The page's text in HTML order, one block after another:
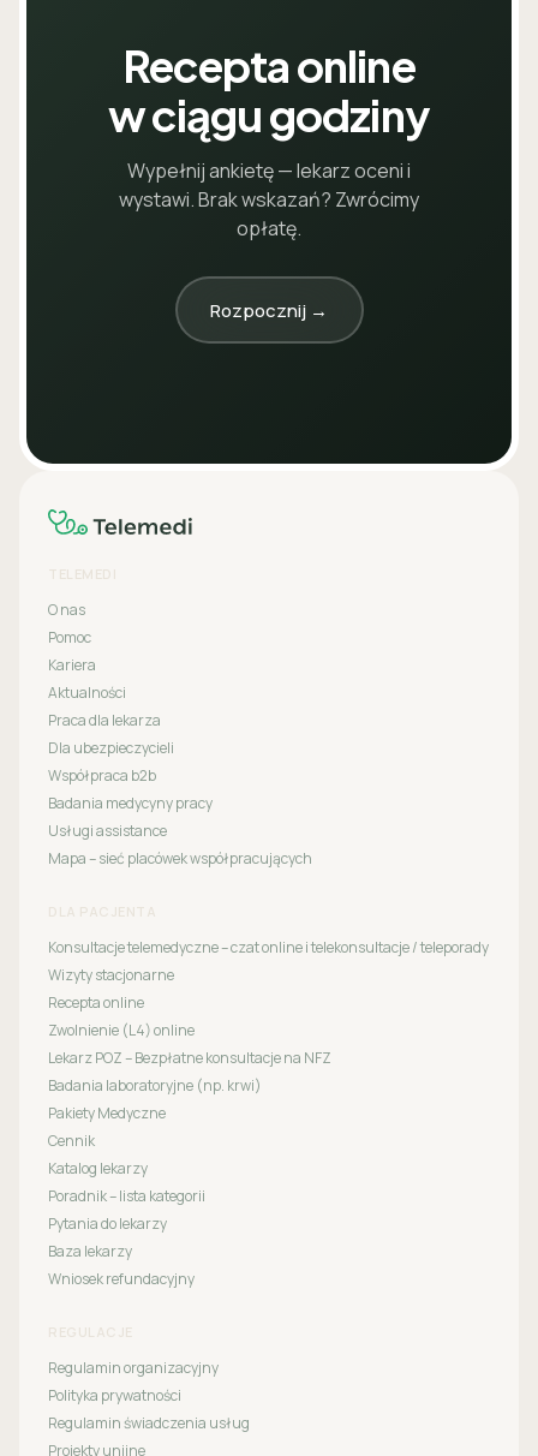
Recepta online
w ciągu godziny
Wypełnij ankietę — lekarz oceni i
wystawi. Brak wskazań? Zwrócimy
opłatę.
Rozpocznij →
TELEMEDI
O nas
Pomoc
Kariera
Aktualności
Praca dla lekarza
Dla ubezpieczycieli
Współpraca b2b
Badania medycyny pracy
Usługi assistance
Mapa – sieć placówek współpracujących
DLA PACJENTA
Konsultacje telemedyczne – czat online i telekonsultacje / teleporady
Wizyty stacjonarne
Recepta online
Zwolnienie (L4) online
Lekarz POZ – Bezpłatne konsultacje na NFZ
Badania laboratoryjne (np. krwi)
Pakiety Medyczne
Cennik
Katalog lekarzy
Poradnik – lista kategorii
Pytania do lekarzy
Baza lekarzy
Wniosek refundacyjny
REGULACJE
Regulamin organizacyjny
Polityka prywatności
Regulamin świadczenia usług
Projekty unijne